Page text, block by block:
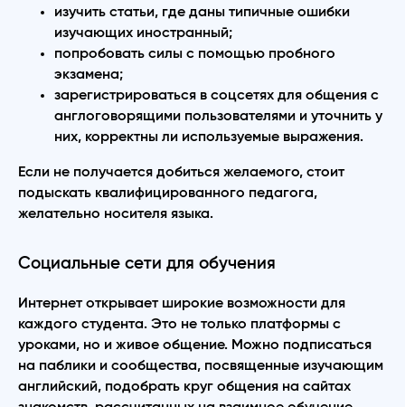
изучить статьи, где даны типичные ошибки
изучающих иностранный;
попробовать силы с помощью пробного
экзамена;
зарегистрироваться в соцсетях для общения с
англоговорящими пользователями и уточнить у
них, корректны ли используемые выражения.
Если не получается добиться желаемого, стоит
подыскать квалифицированного педагога,
желательно носителя языка.
Социальные сети для обучения
Интернет открывает широкие возможности для
каждого студента. Это не только платформы с
уроками, но и живое общение. Можно подписаться
на паблики и сообщества, посвященные изучающим
английский, подобрать круг общения на сайтах